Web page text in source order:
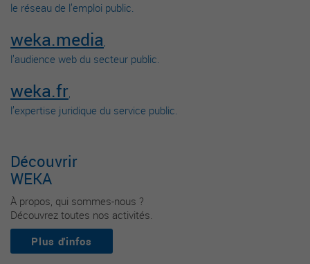
le réseau de l’emploi public.
weka.media,
l’audience web du secteur public.
weka.fr,
l’expertise juridique du service public.
Découvrir
WEKA
À propos, qui sommes-nous ?
Découvrez toutes nos activités.
Plus d'infos